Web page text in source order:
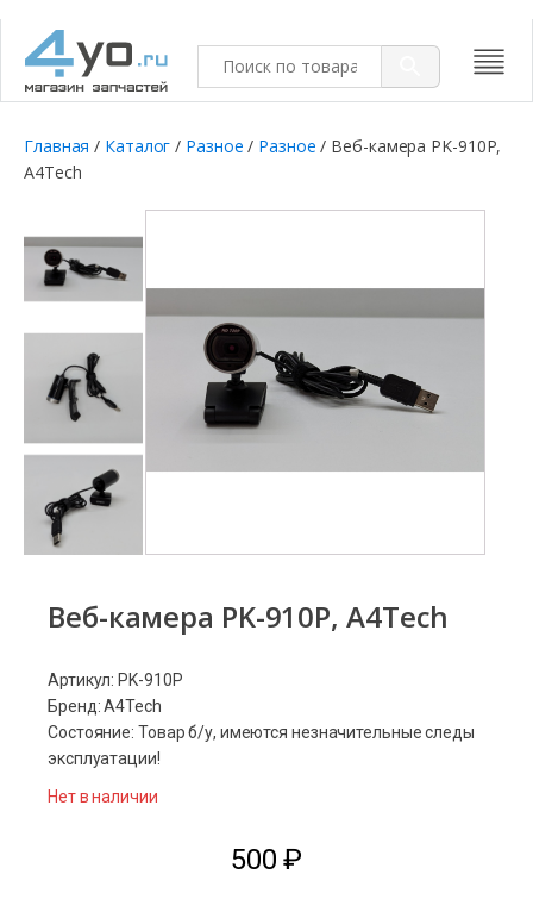
Главная / Каталог / Разное / Разное / Веб-камера PK-910P,
A4Tech
Веб-камера PK-910P, A4Tech
Артикул: PK-910P
Бренд: A4Tech
Состояние: Товар б/у, имеются незначительные следы
эксплуатации!
Нет в наличии
500₽